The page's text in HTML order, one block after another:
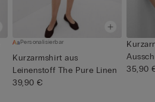
Personalisierbar
Kurzarmshirt aus
Leinenstoff The Pure Linen
39,90 €
Pure ...
35,90